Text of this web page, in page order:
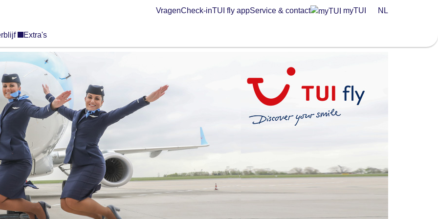
Extra's
VragenCheck-inTUI fly appService & contact myTUI NL